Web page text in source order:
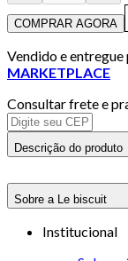
COMPRAR AGORA
Vendido e entregue
MARKETPLACE
Consultar frete e
Descrição do produto
Sobre a Le biscuit
Institucional